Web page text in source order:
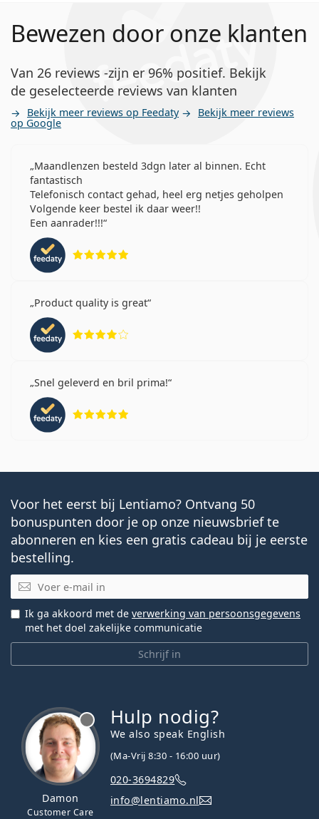
Bewezen door onze klanten
Van 26 reviews -zijn er 96% positief. Bekijk
de geselecteerde reviews van klanten
Bekijk meer reviews op Feedaty Bekijk meer reviews
op Google
Maandlenzen besteld 3dgn later al binnen. Echt
fantastisch
Telefonisch contact gehad, heel erg netjes geholpen
Volgende keer bestel ik daar weer!!
Een aanrader!!!
Product quality is great
Snel geleverd en bril prima!
Voor het eerst bij Lentiamo? Ontvang 50
bonuspunten door je op onze nieuwsbrief te
abonneren en kies een gratis cadeau bij je eerste
bestelling.
E-mail
Schrijf in
Ik ga akkoord met de verwerking van persoonsgegevens
met het doel zakelijke communicatie
Damon
Customer Care
Hulp nodig?
We also speak English
(Ma-Vrij 8:30 - 16:00 uur)
020-3694829
info@lentiamo.nl